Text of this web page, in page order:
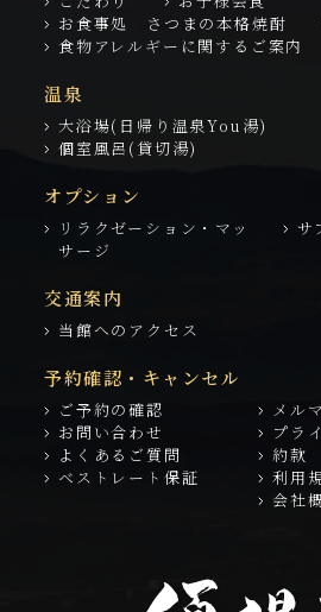
お食事処 さつまの本格焼酎
食物アレルギーに関するご案内
温泉
大浴場(日帰り温泉You湯)
個室風呂(貸切湯)
オプション
リラクゼーション・マッ
サージ
サ
交通案内
当館へのアクセス
予約確認・キャンセル
ご予約の確認
メル
お問い合わせ
プラ
よくあるご質問
約款
ベストレート保証
利用
会社